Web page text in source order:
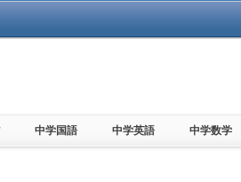
中学国語 中学英語 中学数学